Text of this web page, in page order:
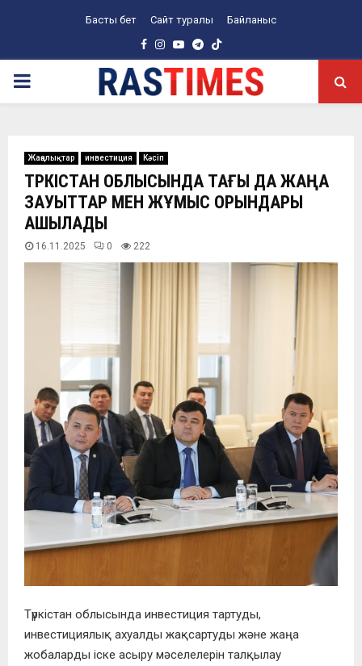
Басты бет Сайт туралы Байланыс
Facebook
Instagram
YoutubeTelegram
PRIMARY
Жаңалықтар инвестиция Кәсіп
ТҮРКІСТАН ОБЛЫСЫНДА ТАҒЫ ДА ЖАҢА
ЗАУЫТТАР МЕН ЖҰМЫС ОРЫНДАРЫ
АШЫЛАДЫ
16.11.2025 0 222
Түркістан облысында инвестиция тартуды,
инвестициялық ахуалды жақсартуды және жаңа
жобаларды іске асыру мәселелерін талқылау